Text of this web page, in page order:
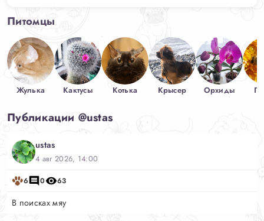
Питомцы
Жулька Кактусы Котька Крысер Орхиды
Публикации @ustas
ustas
4 авг 2026, 14:00
6 0 63
В поисках мяу